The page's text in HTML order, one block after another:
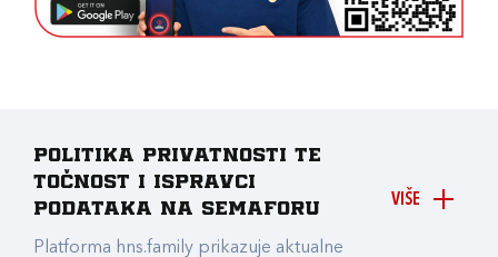
VIŠE
Politika privatnosti te
točnost i ispravci
podataka na Semaforu
Platforma hns.family prikazuje aktualne